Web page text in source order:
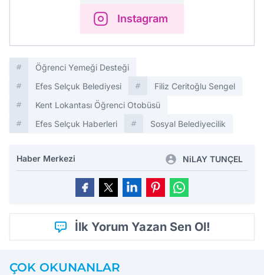
Instagram
Öğrenci Yemeği Desteği
Efes Selçuk Belediyesi
Filiz Ceritoğlu Sengel
Kent Lokantası Öğrenci Otobüsü
Efes Selçuk Haberleri
Sosyal Belediyecilik
Haber Merkezi NiLAY TUNÇEL
İlk Yorum Yazan Sen Ol!
ÇOK OKUNANLAR